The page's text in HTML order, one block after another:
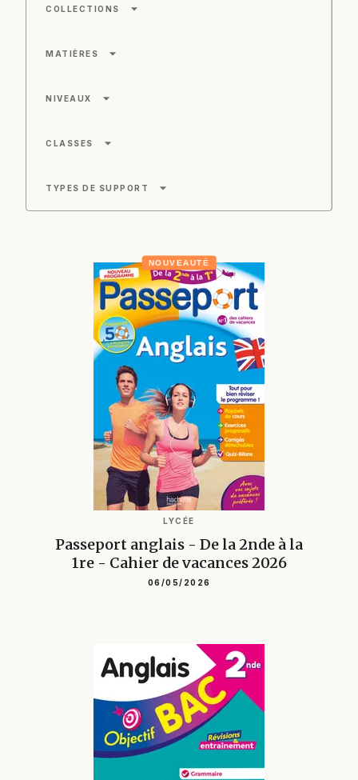
COLLECTIONS arrow_drop_down
MATIÈRES arrow_drop_down
NIVEAUX arrow_drop_down
CLASSES arrow_drop_down
TYPES DE SUPPORT arrow_drop_down
NOUVEAUTÉ
LYCÉE
Passeport anglais - De la 2nde à la
1re - Cahier de vacances 2026
06/05/2026